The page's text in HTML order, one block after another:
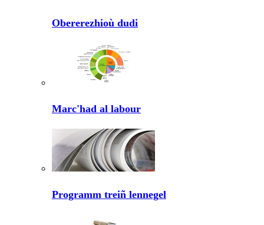
Obererezhioù dudi
Marc'had al labour
Programm treiñ lennegel